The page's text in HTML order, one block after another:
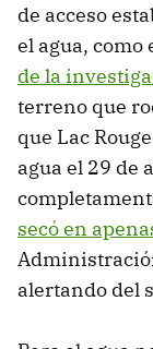
de acceso
el agua, como
de la
terreno que
que Lac
agua el 29 de
secó en
alertando del